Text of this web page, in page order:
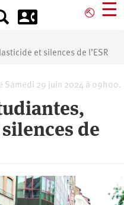
⎋ ☰
et silences de l’ESR
Samedi 29 juin 2024 à 09h00.
de